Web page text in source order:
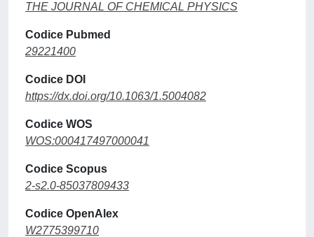
THE JOURNAL OF CHEMICAL PHYSICS
Codice Pubmed
29221400
Codice DOI
https://dx.doi.org/10.1063/1.5004082
Codice WOS
WOS:000417497000041
Codice Scopus
2-s2.0-85037809433
Codice OpenAlex
W2775399710